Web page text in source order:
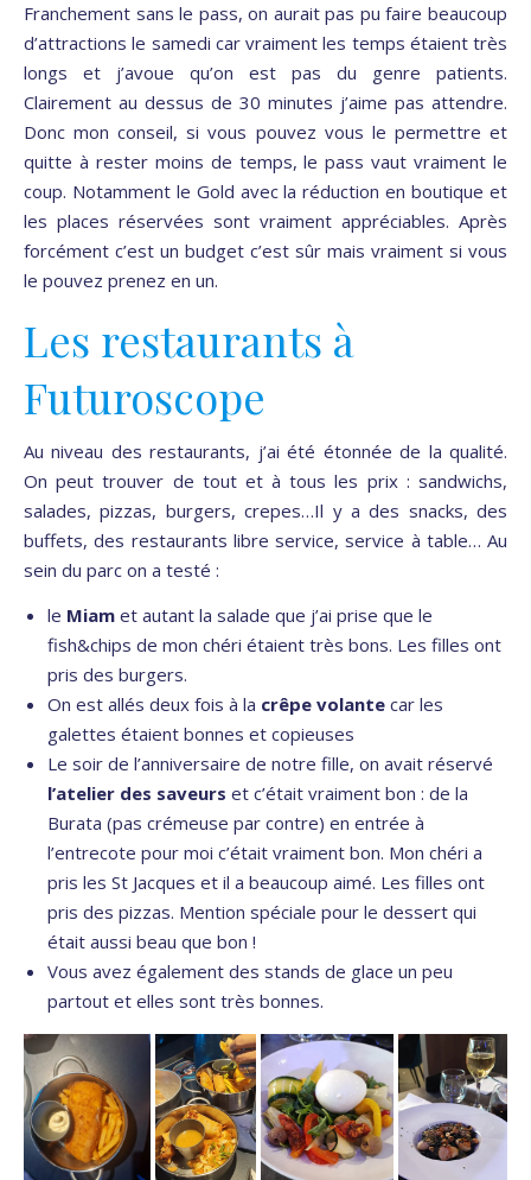
Franchement sans le pass, on aurait pas pu faire beaucoup
d’attractions le samedi car vraiment les temps étaient très
longs et j’avoue qu’on est pas du genre patients.
Clairement au dessus de 30 minutes j’aime pas attendre.
Donc mon conseil, si vous pouvez vous le permettre et
quitte à rester moins de temps, le pass vaut vraiment le
coup. Notamment le Gold avec la réduction en boutique et
les places réservées sont vraiment appréciables. Après
forcément c’est un budget c’est sûr mais vraiment si vous
le pouvez prenez en un.
Les restaurants à
Futuroscope
Au niveau des restaurants, j’ai été étonnée de la qualité.
On peut trouver de tout et à tous les prix : sandwichs,
salades, pizzas, burgers, crepes…Il y a des snacks, des
buffets, des restaurants libre service, service à table… Au
sein du parc on a testé :
le Miam et autant la salade que j’ai prise que le
fish&chips de mon chéri étaient très bons. Les filles ont
pris des burgers.
On est allés deux fois à la crêpe volante car les
galettes étaient bonnes et copieuses
Le soir de l’anniversaire de notre fille, on avait réservé
l’atelier des saveurs et c’était vraiment bon : de la
Burata (pas crémeuse par contre) en entrée à
l’entrecote pour moi c’était vraiment bon. Mon chéri a
pris les St Jacques et il a beaucoup aimé. Les filles ont
pris des pizzas. Mention spéciale pour le dessert qui
était aussi beau que bon !
Vous avez également des stands de glace un peu
partout et elles sont très bonnes.